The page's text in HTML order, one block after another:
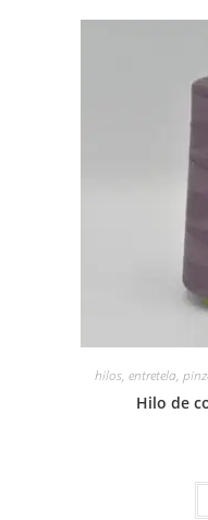
hilos, entretela,
Hilo de